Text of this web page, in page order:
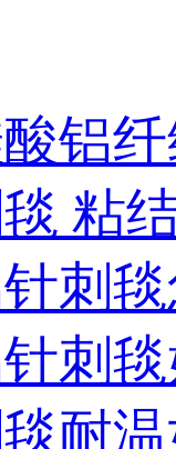
铝
粘
刺
刺
耐